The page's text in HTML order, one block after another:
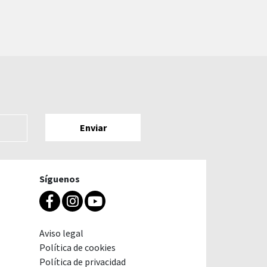
Síguenos
Aviso legal
Política de cookies
Política de privacidad